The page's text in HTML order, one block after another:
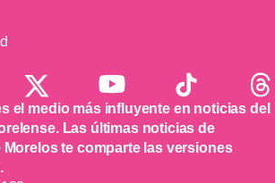
el medio más influyente en noticias del
Las últimas noticias de
Morelos te comparte las versiones